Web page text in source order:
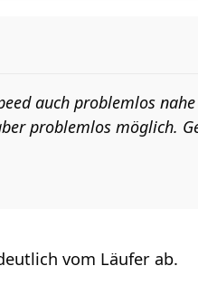
auch problemlos
problemlos möglich.
vom Läufer ab.